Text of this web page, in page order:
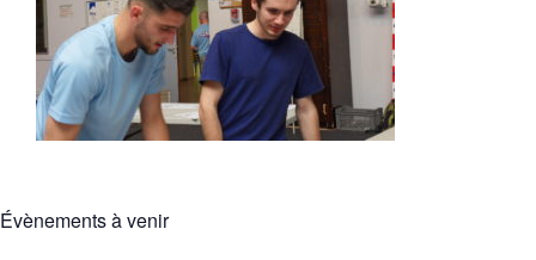
Évènements à venir